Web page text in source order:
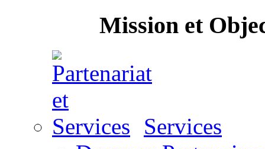
Mission et
Services